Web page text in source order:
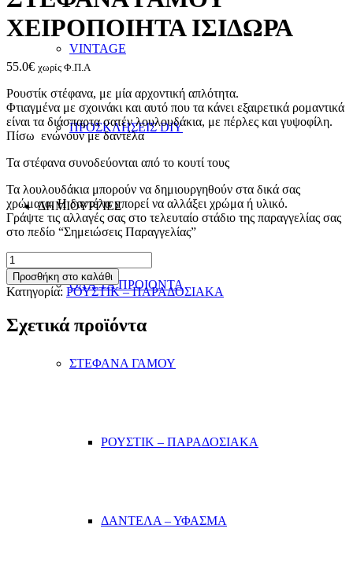
VINTAGE
ΠΡΟΣΚΛΗΣΕΙΣ DIY
ΔΗΜΙΟΥΡΓΙΕΣ
ΟΛΑ ΤΑ ΠΡΟΙΟΝΤΑ
ΣΤΕΦΑΝΑ ΓΑΜΟΥ
ΡΟΥΣΤΙΚ – ΠΑΡΑΔΟΣΙΑΚΑ
ΔΑΝΤΕΛΑ – ΥΦΑΣΜΑ
ΧΕΙΡΟΠΟΙΗΤΑ ΙΣΙΔΩΡΑ
55.0€ χωρίς Φ.Π.Α
Ρουστίκ στέφανα, με μία αρχοντική απλότητα.
Φτιαγμένα με σχοινάκι και αυτό που τα κάνει εξαιρετικά ρομαντικά
είναι τα διάσπαρτα σατέν λουλουδάκια, με πέρλες και γυψοφίλη.
Πίσω ενώνουν με δαντέλα
Τα στέφανα συνοδεύονται από το κουτί τους
Τα λουλουδάκια μπορούν να δημιουργηθούν στα δικά σας
χρώματα. Η δαντέλα μπορεί να αλλάξει χρώμα ή υλικό.
Γράψτε τις αλλαγές σας στο τελευταίο στάδιο της παραγγελίας σας
στο πεδίο “Σημειώσεις Παραγγελίας”
ΣΤΕΦΑΝΑ
ΓΑΜΟΥ
ΧΕΙΡΟΠΟΙΗΤΑ
ΙΣΙΔΩΡΑ
Προσθήκη στο καλάθι
Κατηγορία: ΡΟΥΣΤΙΚ – ΠΑΡΑΔΟΣΙΑΚΑ
Σχετικά προϊόντα